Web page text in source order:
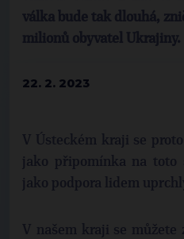
válka bude tak dlouhá,
milionů obyvatel Ukrajiny.
22. 2. 2023
V Ústeckém kraji se
jako připomínka na toto
jako podpora lidem
V našem kraji se